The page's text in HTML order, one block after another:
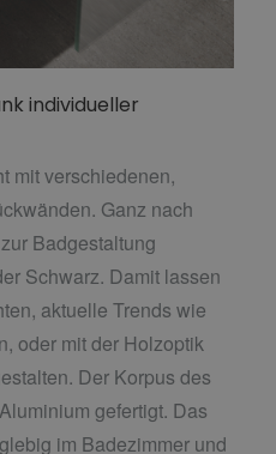
individueller
mit verschiedenen,
Ganz nach
Badgestaltung
Schwarz. Damit lassen
aktuelle Trends wie
oder mit der Holzoptik
Der Korpus des
gefertigt. Das
im Badezimmer und